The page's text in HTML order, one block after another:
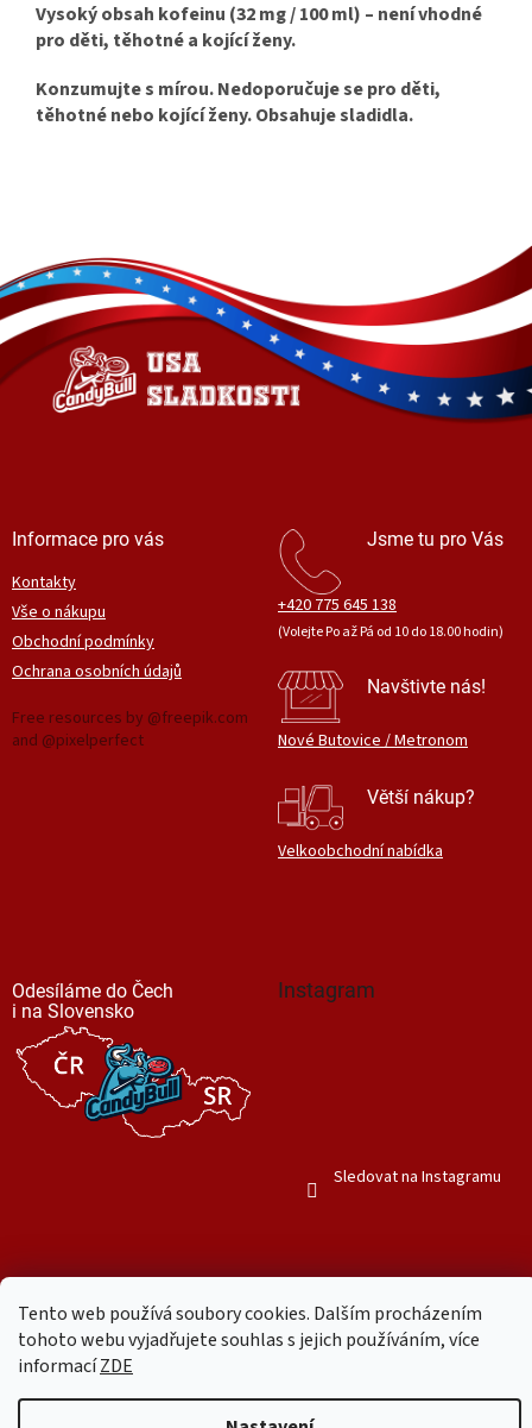
Tento web používá soubory cookies. Dalším procházením
tohoto webu vyjadřujete souhlas s jejich používáním, více
informacíZDE
Vysoký obsah kofeinu (32 mg / 100 ml) – není vhodné
pro děti, těhotné a kojící ženy.
Konzumujte s mírou. Nedoporučuje se pro děti,
těhotné nebo kojící ženy. Obsahuje sladidla.
á
p
a
í
Informace pro vás
Kontakty
Vše o nákupu
Obchodní podmínky
Ochrana osobních údajů
Free resources by @freepik.com
and @pixelperfect
Jsme tu pro Vás
+420 775 645 138
(Volejte Po až Pá od 10 do 18.00 hodin)
Navštivte nás!
Nové Butovice / Metronom
Větší nákup?
Velkoobchodní nabídka
Odesíláme do Čech
i na Slovensko
Instagram
Sledovat na Instagramu
Vytvořil Shoptet
Copyright 2026Mr. Candy Bull. Všechna práva vyhrazena.Upravit